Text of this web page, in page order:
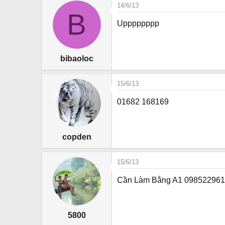
c
t
:
B
bibaoloc
14/6/13
Upppppppp
copden
15/6/13
01682 168169
5800
15/6/13
Cần Làm Bằng A1